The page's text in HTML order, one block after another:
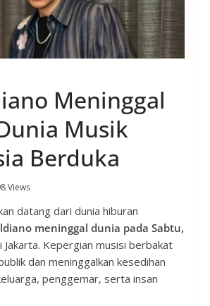
Meninggal
Musik
Berduka
Views
datang dari dunia hiburan
meninggal dunia pada Sabtu,
Jakarta. Kepergian musisi berbakat
dan meninggalkan kesedihan
penggemar, serta insan